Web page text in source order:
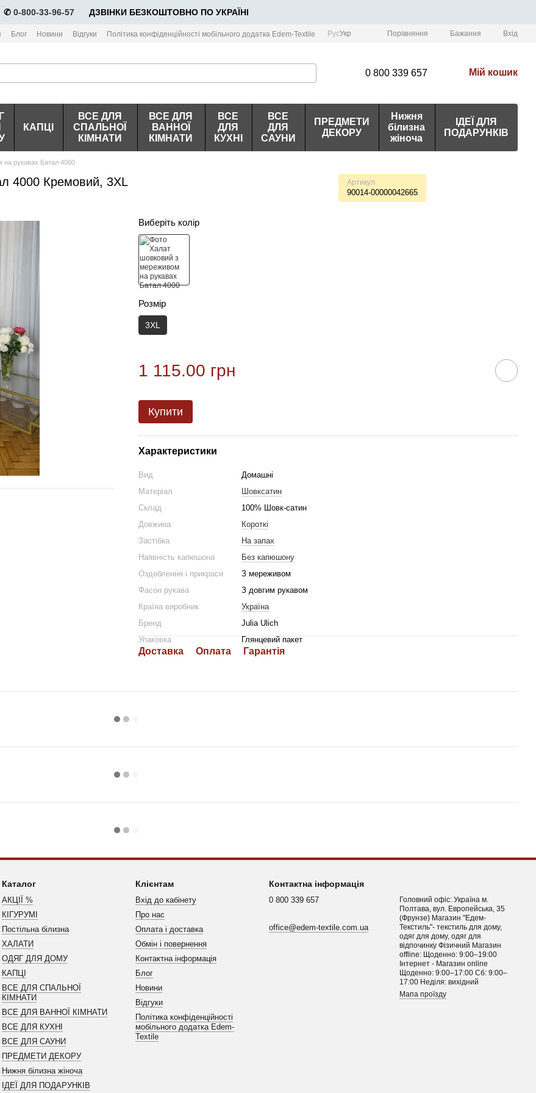
✆ 0-800-33-96-57 ⠀⠀ДЗВІНКИ БЕЗКОШТОВНО ПО УКРАЇНІ
Блог Новини Відгуки Політика конфіденційності мобільного додатка Edem-Textile РусУкр Порівняння Бажання Вхід
0 800 339 657 Мій кошик
КАПЦІ
ВСЕ ДЛЯ
СПАЛЬНОЇ
КІМНАТИ
ВСЕ ДЛЯ
ВАННОЇ
КІМНАТИ
ВСЕ
ДЛЯ
КУХНІ
ВСЕ
ДЛЯ
САУНИ
ПРЕДМЕТИ
ДЕКОРУ
Нижня
білизна
жіноча
ІДЕЇ ДЛЯ
ПОДАРУНКІВ
рукавах Батал 4000
4000 Кремовий, 3XL Артикул
90014-00000042665
Виберіть колір
Розмір
3XL
1 115.00 грн
Купити
Характеристики
Вид
Домашні
Матеріал
Шовксатин
Склад
100% Шовк-сатин
Довжина
Короткі
Застібка
На запах
Наявність капюшона
Без капюшону
Оздоблення і прикраси
З мереживом
Фасон рукава
З довгим рукавом
Країна виробник
Україна
Бренд
Julia Ulich
Упаковка
Глянцевий пакет
Доставка Оплата Гарантія
Каталог
АКЦІЇ %
КІГУРУМІ
Постільна білизна
ХАЛАТИ
ОДЯГ ДЛЯ ДОМУ
КАПЦІ
ВСЕ ДЛЯ СПАЛЬНОЇ
КІМНАТИ
ВСЕ ДЛЯ ВАННОЇ КІМНАТИ
ВСЕ ДЛЯ КУХНІ
ВСЕ ДЛЯ САУНИ
ПРЕДМЕТИ ДЕКОРУ
Нижня білизна жіноча
ІДЕЇ ДЛЯ ПОДАРУНКІВ
Клієнтам
Вхід до кабінету
Про нас
Оплата і доставка
Обмін і повернення
Контактна інформація
Блог
Новини
Відгуки
Політика конфіденційності
мобільного додатка Edem-
Textile
Контактна інформація
0 800 339 657
office@edem-textile.com.ua
Головний офіс: Україна м.
Полтава, вул. Европейська, 35
(Фрунзе) Магазин "Едем-
Текстиль"- текстиль для дому,
одяг для дому, одяг для
відпочинку Фізичний Магазин
offline: Щоденно: 9:00–19:00
Інтернет - Магазин online
Щоденно: 9:00–17:00 Сб: 9:00–
17:00 Неділя: вихідний
Мапа проїзду